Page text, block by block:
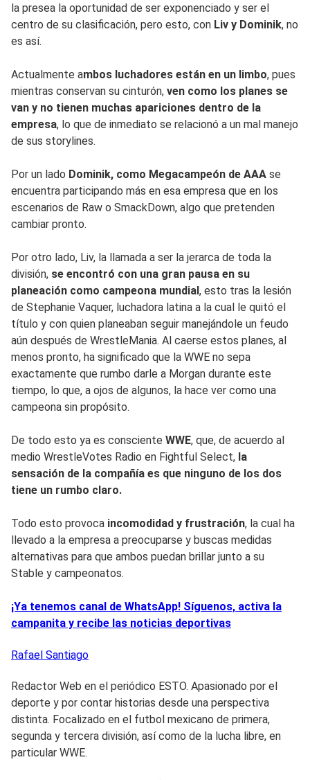
la presea la oportunidad de ser exponenciado y ser el
centro de su clasificación, pero esto, con Liv y Dominik, no
es así.
Actualmente ambos luchadores están en un limbo, pues
mientras conservan su cinturón, ven como los planes se
van y no tienen muchas apariciones dentro de la
empresa, lo que de inmediato se relacionó a un mal manejo
de sus storylines.
Por un lado Dominik, como Megacampeón de AAA se
encuentra participando más en esa empresa que en los
escenarios de Raw o SmackDown, algo que pretenden
cambiar pronto.
Por otro lado, Liv, la llamada a ser la jerarca de toda la
división, se encontró con una gran pausa en su
planeación como campeona mundial, esto tras la lesión
de Stephanie Vaquer, luchadora latina a la cual le quitó el
título y con quien planeaban seguir manejándole un feudo
aún después de WrestleMania. Al caerse estos planes, al
menos pronto, ha significado que la WWE no sepa
exactamente que rumbo darle a Morgan durante este
tiempo, lo que, a ojos de algunos, la hace ver como una
campeona sin propósito.
De todo esto ya es consciente WWE, que, de acuerdo al
medio WrestleVotes Radio en Fightful Select, la
sensación de la compañía es que ninguno de los dos
tiene un rumbo claro.
Todo esto provoca incomodidad y frustración, la cual ha
llevado a la empresa a preocuparse y buscas medidas
alternativas para que ambos puedan brillar junto a su
Stable y campeonatos.
¡Ya tenemos canal de WhatsApp! Síguenos, activa la
campanita y recibe las noticias deportivas
Rafael Santiago
Redactor Web en el periódico ESTO. Apasionado por el
deporte y por contar historias desde una perspectiva
distinta. Focalizado en el futbol mexicano de primera,
segunda y tercera división, así como de la lucha libre, en
particular WWE.